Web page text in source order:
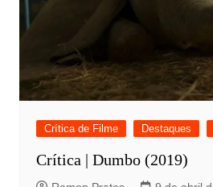
Crítica de Filme Destaques
Crítica | Dumbo (2019)